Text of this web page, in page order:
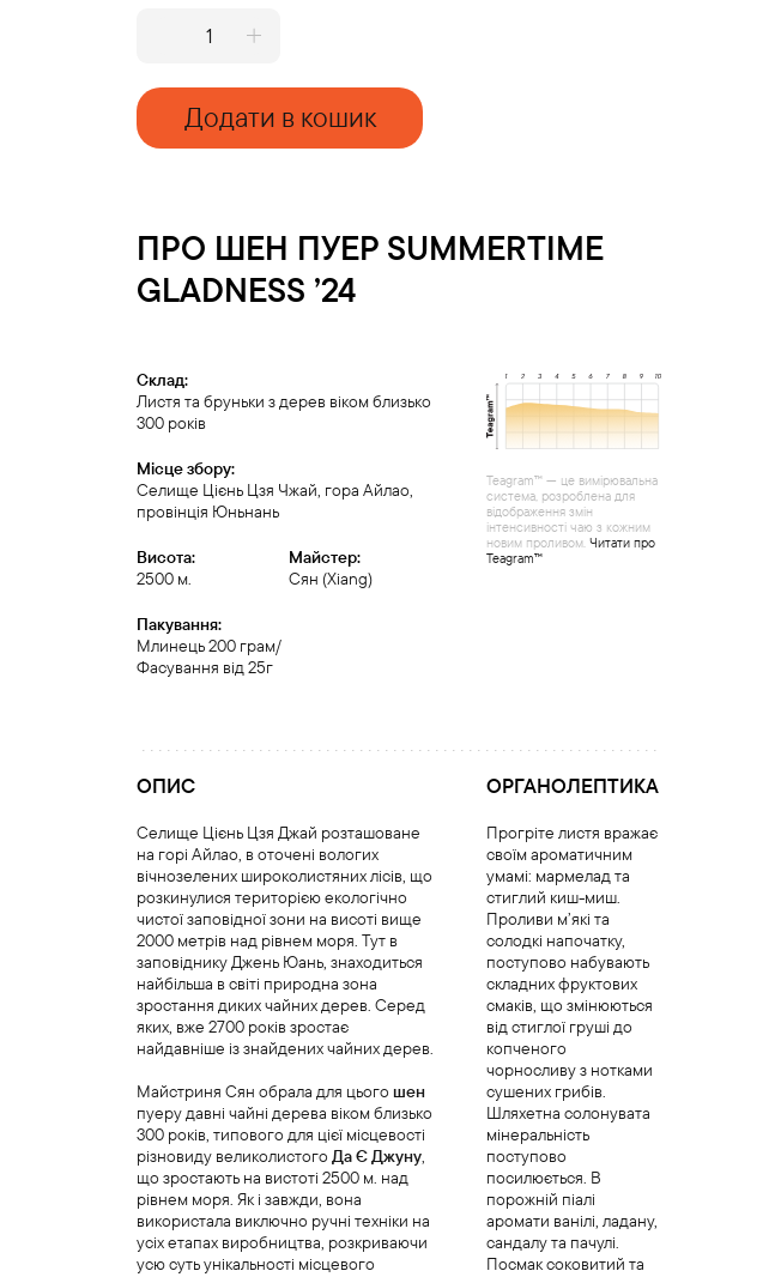
SUMMERTIME
'24
quantityДодати в кошик
ПРО ШЕН ПУЕР SUMMERTIME
GLADNESS ’24
Склад:
Листя та бруньки з дерев віком близько
300 років
Місце збору:
Селище Цієнь Цзя Чжай, гора Айлао,
провінція Юньнань
Висота:
2500 м.
Майстер:
Cян (Xiang)
Пакування:
Млинець 200 грам/
Фасування від 25г
Teagram™ — це вимірювальна
система, розроблена для
відображення змін
інтенсивності чаю з кожним
новим проливом.Читати про
Teagram™
ОПИС
Селище Цієнь Цзя Джай розташоване
на горі Айлао, в оточені вологих
вічнозелених широколистяних лісів, що
розкинулися територією екологічно
чистої заповідної зони на висоті вище
2000 метрів над рівнем моря. Тут в
заповіднику Джень Юань, знаходиться
найбільша в світі природна зона
зростання диких чайних дерев. Серед
яких, вже 2700 років зростає
найдавніше із знайдених чайних дерев.
Майстриня Сян обрала для цьогошен
пуеру давні чайні дерева віком близько
300 років, типового для цієї місцевості
різновиду великолистогоДа Є Джуну,
що зростають на вистоті 2500 м. над
рівнем моря. Як і завжди, вона
використала виключно ручні техніки на
усіх етапах виробництва, розкриваючи
усю суть унікальності місцевого
ОРГАНОЛЕПТИКА
Прогріте листя вражає
своїм ароматичним
умамі: мармелад та
стиглий киш-миш.
Проливи м’які та
солодкі напочатку,
поступово набувають
складних фруктових
смаків, що змінюються
від стиглої груші до
копченого
чорносливу з нотками
сушених грибів.
Шляхетна солонувата
мінеральність
поступово
посилюється. В
порожній піалі
аромати ванілі, ладану,
сандалу та пачулі.
Посмак соковитий та